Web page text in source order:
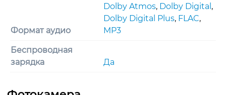
Формат аудио
Dolby Atmos, Dolby Digital ,
Dolby Digital Plus, FLAC,
MP3
Беспроводная
зарядка
Да